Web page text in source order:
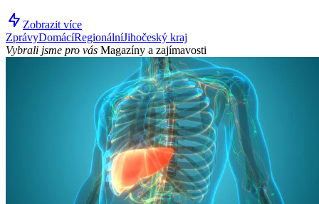
Zobrazit více
ZprávyDomácíRegionálníJihočeský kraj
Vybrali jsme pro vás Magazíny a zajímavosti